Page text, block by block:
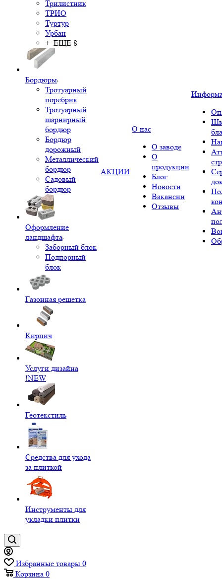
Трилистник
ТРИО
Туртур
Урбан
+ ЕЩЕ 8
Бордюры
Тротуарный
поребрик
Тротуарный
шарнирный
бордюр
Бордюр
дорожный
Металлический
бордюр
Садовый
бордюр
Оформление
ландшафта
Заборный блок
Подпорный
блок
Газонная решетка
Кирпич
Услуги дизайна
!NEW
Геотекстиль
Средства для ухода
за плиткой
Инструменты для
укладки плитки
АКЦИИ
О нас
О заводе
О
продукции
Блог
Новости
Вакансии
Отзывы
Избранные товары 0
Корзина 0